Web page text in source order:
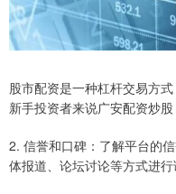
股市配资是一种杠杆交易方
新手投资者来说广安配资炒
2. 信誉和口碑：了解平台的
体报道、论坛讨论等方式进行